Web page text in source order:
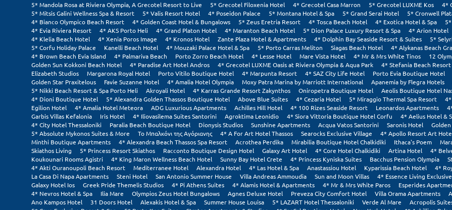
5* Mandola Rosa at Riviera Olympia, A Grecotel Resort to Live 5* Grecotel Filoxenia Hotel 4* Grecotel Casa Marron 5* Grecotel LUXME Kos
4*
5* Mitsis Galini Wellness Spa & Resort
5* Valis Resort Hotel 4* Poseidon Palace 5* Montana Hotel & Spa 5* Grand Serai Hotel 5* Cronwell
4* Bianco Olympico Beach Resort
4* Golden Coast Hotel & Bungalows 5* Zeus Eretria Resort 4* Tosca Beach Hotel 4* Exotica Hotel & Spa
4* Evia Riviera Resort
4* AKS Porto Heli 4* Grand Platon Hotel 4* Maranton Beach Hotel 5* Dion Palace Luxury Resort & Spa 4* Arion Hotel
4* Klelia Beach Hotel
4* Xenia Poros Image 4* Kronos Hotel Zante Plaza Hotel & Apartments 4* Dolphin Bay Seaside Resort & Suites 5*
5* Corfu Holiday Palace
Kanelli Beach Hotel 4* Mouzaki Palace Hotel & Spa 5* Porto Carras Meliton Siagas Beach Hotel 4* Alykanas Beach
4* Brown Beach Evia Island
4* Palmariva Beach Porto Zorro Beach Hotel 4* Lesse Hotel Mare Vista Hotel 4* Mr & Mrs White Tinos 12
Golden Sun Kokkoni Beach Hotel
4* Paradise Art Hotel Andros 4* Grecotel LUXME Oasis at Riviera Olympia & Aqua Park 4* Stefania Beach Resort
Elizabeth Studios
Margarona Royal Hotel Porto Vitilo Boutique Hotel 4* Marpunta Resort 4* SAZ City Life Hotel Porto Evia Boutique Hotel
Golden Star Praxitelous
Favie Suzanne Hotel 4* Amalia Hotel Olympia Moxy Patra Marina by Marriott International Apanemia by Flegra Hotels
5* Nikki Beach Resort & Spa Porto Heli
Akroyali Hotel 4* Karras Grande Resort Zakynthos Oniropetra Boutique Hotel Aeolis Boutique Hotel
4* Dioni Boutique Hotel
5* Alexandra Golden Thassos Boutique Hotel Above Blue Suites 4* Cezaria Hotel 5* Miraggio Thermal Spa Resort
Egilion Hotel
4* Amalia Hotel Meteora ADG Luxurious Apartments Achilles Hill Hotel 4* 100 Rizes Seaside Resort Leonardos Apartments
Garbis Villas Kefalonia
Iris Hotel 4* Iliovasilema Suites Santorini Agroktima Leonidio 4* Siora Vittoria Boutique Hotel Corfu 4* Aelius Hotel &
4* City Hotel Thessaloniki
Paralia Beach Boutique Hotel Dionysis Studios Sunshine Apartments Acqua Vatos Santorini Saronis Hotel
5* Absolute Mykonos Suites & More
Το Μπαλκόνι της Αγόριανης 4* A For Art Hotel Thassos Searocks Exclusive Village 4* Apollo Resort Art
Minthi Boutique Apartments
4* Alexandra Beach Thassos Spa Resort Acrothea Perdika Mirabilia Boutique Hotel Chalkidiki Ithaca's Poem
Skiathos Living
5* Princess Resort Skiathos Racconto Boutique Design Hotel Galaxy Art Hotel 4* Core Hotel Chalkidiki Artina Hotel 4*
Koukounari Rooms Agistri
4* King Maron Wellness Beach Hotel Sunny Bay Hotel Crete 4* Princess Kyniska Suites Bacchus Pension Olympia
4* Akti Ouranoupoli Beach Resort
Mediterranee Hotel Alexandra Hotel 4* Las Hotel & Spa Anastassiou Hotel Kyparissia Beach Hotel 4*
La Casa Di Napa Apartments
Steni Hotel San Antonio Summer House Villa Andreas Ammoudia Sun and Moon Villas 4* Essence Living
Galaxy Hotel Ios
Greek Pride Themelis Studios 4* Pi Athens Suites 4* Alamis Hotel & Apartments 4* Mr & Mrs White Paros Esperides
4* Nevros Hotel & Spa
Ilia Mare Olympios Zeus Hotel Bungalows Agnes Deluxe Hotel Preveza City Comfort Hotel Villa Orama Apartments
Ano Kampos Hotel
31 Doors Hotel Alexakis Hotel & Spa Summer House Louisa 5* LAZART Hotel Thessaloniki Verde Al Mare Acropolis